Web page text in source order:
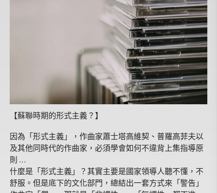
【蘇聯時期的形式主義？】
因為「形式主義」，作曲家蕭士塔高維契、普羅高菲夫以
及其他同時代的作曲家，必須學會如何不違背上集指導原
則 …
什麼是「形式主義」？其實主要是國家領導人聽不懂，不
舒服。但是底下的文化部門，總結出一套方式來「警告」